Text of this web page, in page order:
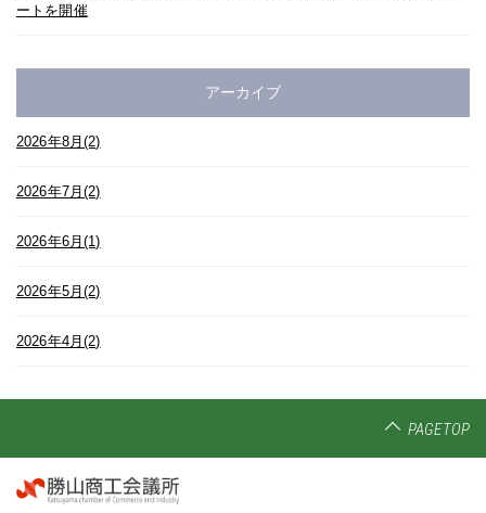
ートを開催
アーカイブ
2026年8月(2)
2026年7月(2)
2026年6月(1)
2026年5月(2)
2026年4月(2)
PAGETOP